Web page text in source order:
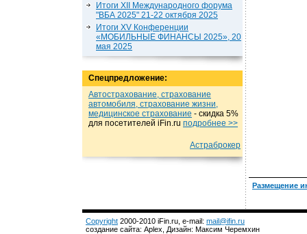
Итоги XII Международного форума
"ВБА 2025" 21-22 октября 2025
Итоги XV Конференции
«МОБИЛЬНЫЕ ФИНАНСЫ 2025», 20
мая 2025
Спецпредложение:
Автострахование, страхование
автомобиля, страхование жизни,
медицинское страхование - cкидка 5%
для посетителей iFin.ru подробнеe >>
Астраброкер
Размещение
Copyright 2000-2010 iFin.ru, e-mail: mail@ifin.ru
создание сайта: Aplex, Дизайн: Максим Черемхин